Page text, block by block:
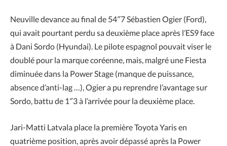
Neuville devance au final de 54″7 Sébastien Ogier (Ford),
qui avait pourtant perdu sa deuxième place après l’ES9 face
à Dani Sordo (Hyundai). Le pilote espagnol pouvait viser le
doublé pour la marque coréenne, mais, malgré une Fiesta
diminuée dans la Power Stage (manque de puissance,
absence d’anti-lag …), Ogier a pu reprendre l’avantage sur
Sordo, battu de 1″3 à l’arrivée pour la deuxième place.
Jari-Matti Latvala place la première Toyota Yaris en
quatrième position, après avoir dépassé après la Power